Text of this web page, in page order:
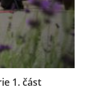
1. část